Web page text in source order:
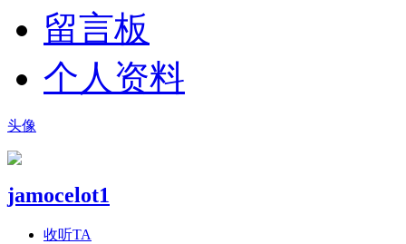
留言板
个人资料
头像
jamocelot1
收听TA